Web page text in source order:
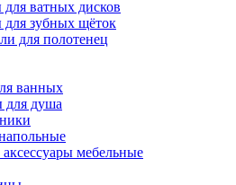
ватных дисков
для зубных щёток
для полотенец
ванных
для душа
мебельные